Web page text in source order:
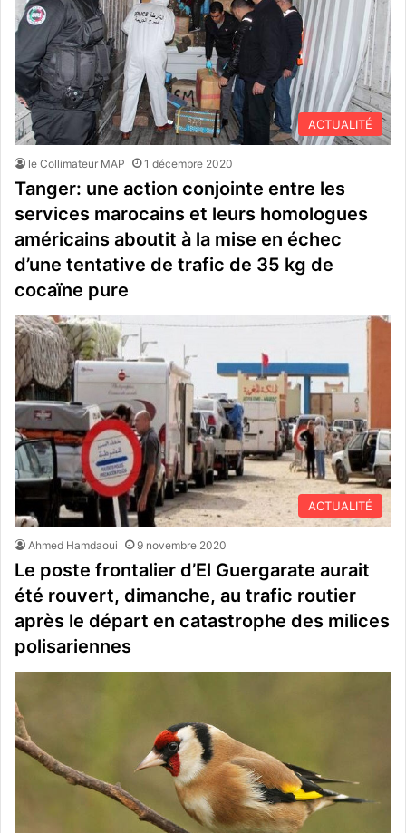
ACTUALITÉ
le Collimateur MAP 1 décembre 2020
Tanger: une action conjointe entre les
services marocains et leurs homologues
américains aboutit à la mise en échec
d’une tentative de trafic de 35 kg de
cocaïne pure
ACTUALITÉ
Ahmed Hamdaoui 9 novembre 2020
Le poste frontalier d’El Guergarate aurait
été rouvert, dimanche, au trafic routier
après le départ en catastrophe des milices
polisariennes